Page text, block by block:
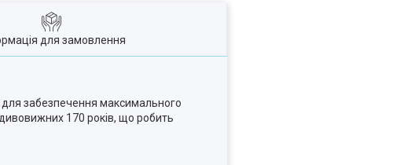
для замовлення
для забезпечення максимального
170 років, що робить